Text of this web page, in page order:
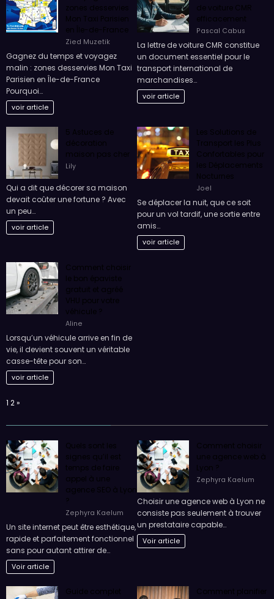
Gagnez du temps
et voyagez malin :
zones desservies
Mon Taxi Parisien
en Île-de-France
Zied Muzetik
Gagnez du temps et voyagez
malin : zones desservies Mon Taxi
Parisien en Île-de-France
Pourquoi…
voir article
10 clés pour
maîtriser la lettre
de voiture CMR
efficacement
Pascal Cabus
La lettre de voiture CMR constitue
un document essentiel pour le
transport international de
voir article
5 Astuces de
maison pas cher
Lily
Qui a dit que décorer sa maison
devait coûter une fortune ? Avec
voir article
Les Solutions de
Transport les Plus
Confortables pour
les Déplacements
Nocturnes
Se déplacer la nuit, que ce soit
pour un vol tardif, une sortie entre
Comment choisir
le bon épaviste
gratuit et agréé
VHU pour votre
véhicule ?
Aline
Lorsqu’un véhicule arrive en fin de
vie, il devient souvent un véritable
Quels sont les
signes qu’il est
temps de faire
appel à une
agence SEO à Lyon
?
Zephyra Kaelum
Un site internet peut être esthétique,
rapide et parfaitement fonctionnel
sans pour autant attirer de…
Comment choisir
Lyon ?
Zephyra Kaelum
Choisir une agence web à Lyon ne
consiste pas seulement à trouver